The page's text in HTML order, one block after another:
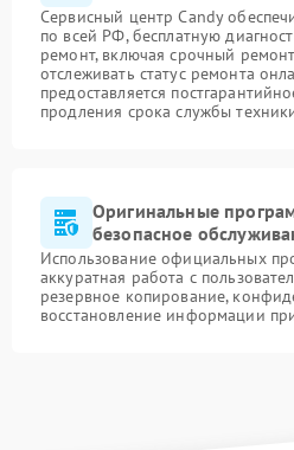
Сервисный центр Candy
по всей РФ, бесплатную
ремонт, включая срочный
отслеживать статус ремонта
предоставляется
продления срока службы
Оригинальные
безопасное
Использование официальных
аккуратная работа с
резервное копирование,
восстановление информации